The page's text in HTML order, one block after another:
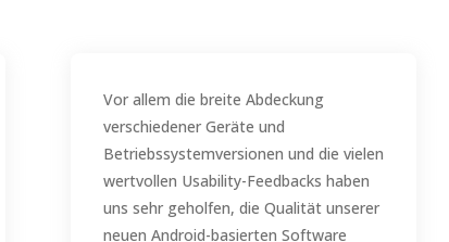
Vor allem die breite Abdeckung
verschiedener Geräte und
Betriebssystemversionen und die vielen
wertvollen Usability-Feedbacks haben
uns sehr geholfen, die Qualität unserer
neuen Android-basierten Software